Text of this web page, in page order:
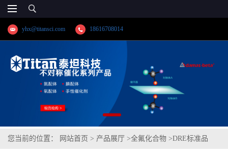
yhx@titansci.com 18616708014
您当前的位置： 网站首页 > 产品展厅 >全氟化合物 >DRE标准品